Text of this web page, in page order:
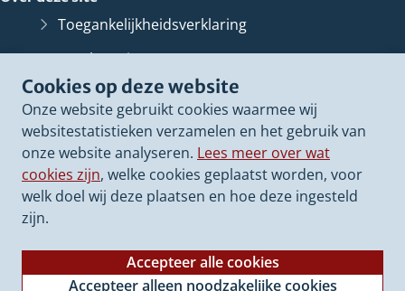
Cookies op deze website
Onze website gebruikt cookies waarmee wij
websitestatistieken verzamelen en het gebruik van
onze website analyseren. Lees meer over wat
cookies zijn, welke cookies geplaatst worden, voor
welk doel wij deze plaatsen en hoe deze ingesteld
zijn.
Accepteer alle cookies
Accepteer alleen noodzakelijke cookies
Toegankelijkheidsverklaring
Bescherming persoonsgegevens
Informatiebeveiliging
Proclaimer
Cookieverklaring
Archief van dezewebsite
(Verwijst
andere
website)